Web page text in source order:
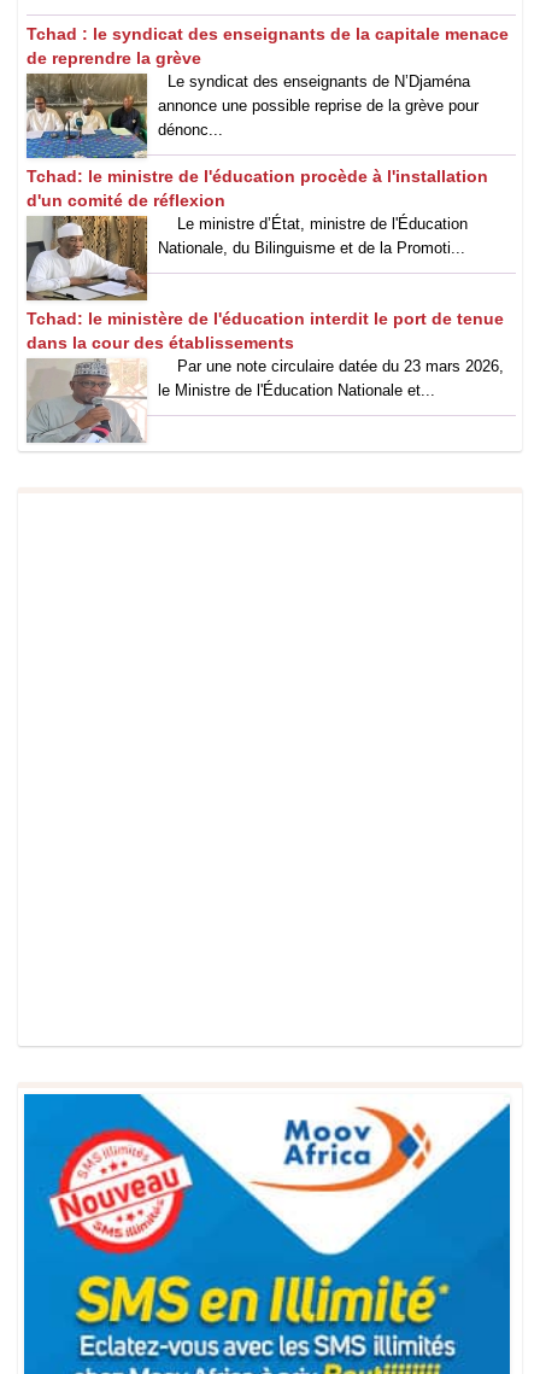
Tchad : le syndicat des enseignants de la capitale menace
de reprendre la grève
Le syndicat des enseignants de N’Djaména
annonce une possible reprise de la grève pour
dénonc...
Tchad: le ministre de l'éducation procède à l'installation
d'un comité de réflexion
Le ministre d’État, ministre de l'Éducation
Nationale, du Bilinguisme et de la Promoti...
Tchad: le ministère de l'éducation interdit le port de tenue
dans la cour des établissements
Par une note circulaire datée du 23 mars 2026,
le Ministre de l'Éducation Nationale et...